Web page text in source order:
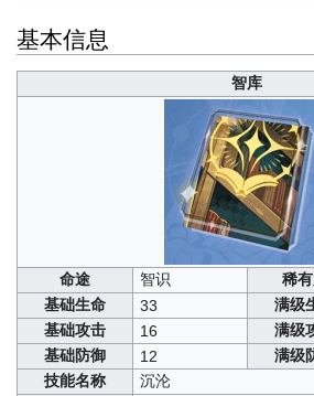
基本信息
智库
命途 智识
稀
基础生命
33 满级
基础攻击
16 满级
基础防御
12 满级
技能名称
沉沦